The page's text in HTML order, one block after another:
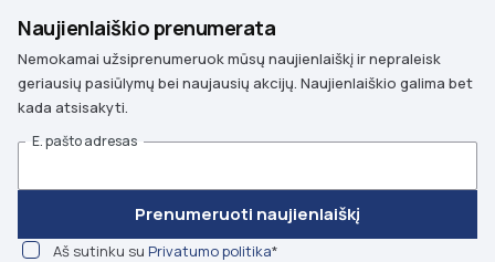
Naujienlaiškio prenumerata
Nemokamai užsiprenumeruok mūsų naujienlaiškį ir nepraleisk
geriausių pasiūlymų bei naujausių akcijų. Naujienlaiškio galima bet
kada atsisakyti.
E. pašto adresas
Prenumeruoti naujienlaiškį
Aš sutinku su Privatumo politika*